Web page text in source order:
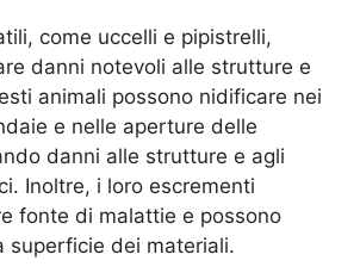
come uccelli e pipistrelli,
danni notevoli alle strutture e
animali possono nidificare nei
e nelle aperture delle
danni alle strutture e agli
Inoltre, i loro escrementi
fonte di malattie e possono
superficie dei materiali.